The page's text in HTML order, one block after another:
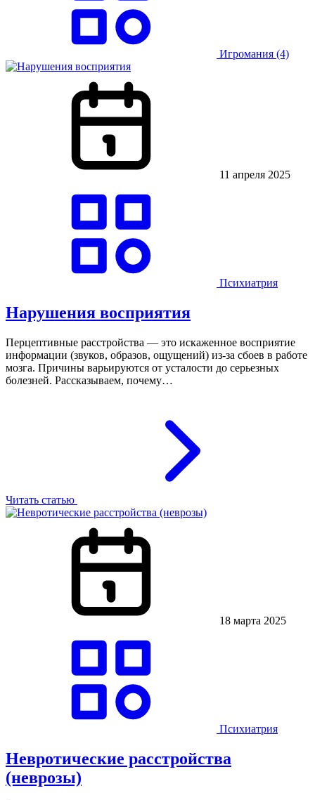
Игромания (4)
11 апреля 2025
Психиатрия
Нарушения восприятия
Перцептивные расстройства — это искаженное восприятие
информации (звуков, образов, ощущений) из-за сбоев в работе
мозга. Причины варьируются от усталости до серьезных
болезней. Рассказываем, почему…
Читать статью
18 марта 2025
Психиатрия
Невротические расстройства
(неврозы)